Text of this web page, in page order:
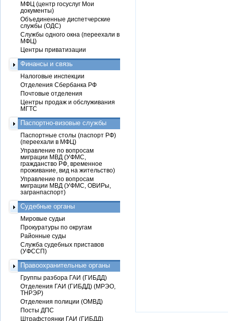
МФЦ (центр госуслуг Мои
документы)
Объединенные диспетчерские
службы (ОДС)
Службы одного окна (переехали в
МФЦ)
Центры приватизации
Финансы и связь
Налоговые инспекции
Отделения Сбербанка РФ
Почтовые отделения
Центры продаж и обслуживания
МГТС
Паспортно-визовые службы
Паспортные столы (паспорт РФ)
(переехали в МФЦ)
Управление по вопросам
миграции МВД (УФМС,
гражданство РФ, временное
проживание, вид на жительство)
Управление по вопросам
миграции МВД (УФМС, ОВИРы,
загранпаспорт)
Судебные органы
Мировые судьи
Прокуратуры по округам
Районные суды
Служба судебных приставов
(УФССП)
Правоохранительные органы
Группы разбора ГАИ (ГИБДД)
Отделения ГАИ (ГИБДД) (МРЭО,
ТНРЭР)
Отделения полиции (ОМВД)
Посты ДПС
Штрафстоянки ГАИ (ГИБДД)